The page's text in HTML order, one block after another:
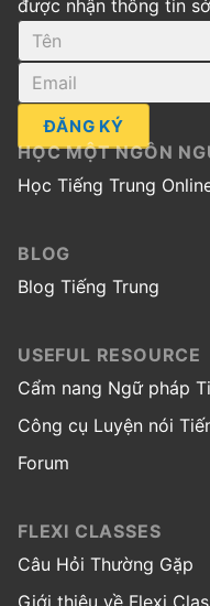
được nhận thông tin
ĐĂNG KÝ
HỌC MỘT NGÔN
Học Tiếng Trung
BLOG
Blog Tiếng Trung
USEFUL RESOURCE
Cẩm nang Ngữ pháp
Công cụ Luyện nói
Forum
FLEXI CLASSES
Câu Hỏi Thường Gặp
Giới thiệu về Flexi